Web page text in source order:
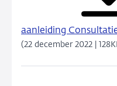
aanleiding
(22 december 2022 |